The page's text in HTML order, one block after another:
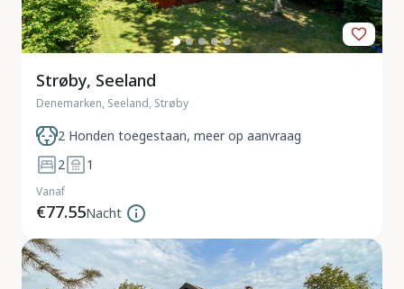
Strøby, Seeland
Denemarken, Seeland, Strøby
2 Honden toegestaan, meer op aanvraag
2
1
Vanaf
€77.55Nacht